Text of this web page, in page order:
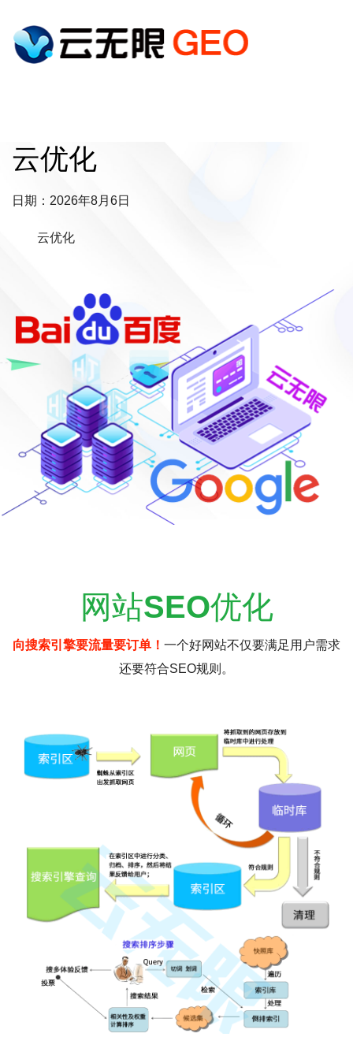
云优化
日期：2026年8月6日
云优化
网站SEO优化
向搜索引擎要流量要订单！ 一个好网站不仅要满足用户需求
还要符合SEO规则。